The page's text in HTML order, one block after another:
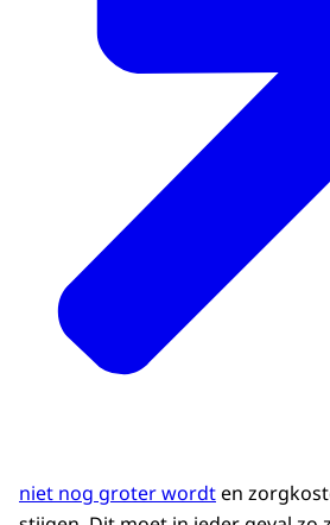
niet nog groter wordten